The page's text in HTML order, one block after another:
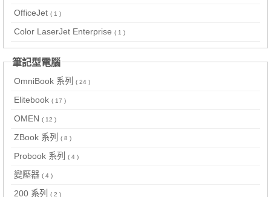
OfficeJet ( 1 )
Color LaserJet Enterprise ( 1 )
筆記型電腦
OmniBook 系列 ( 24 )
Elitebook ( 17 )
OMEN ( 12 )
ZBook 系列 ( 8 )
Probook 系列 ( 4 )
變壓器 ( 4 )
200 系列 ( 2 )